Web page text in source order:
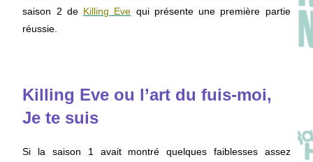
saison 2 de Killing Eve qui présente une première partie
réussie.
Killing Eve ou l’art du fuis-moi,
Je te suis
Si la saison 1 avait montré quelques faiblesses assez